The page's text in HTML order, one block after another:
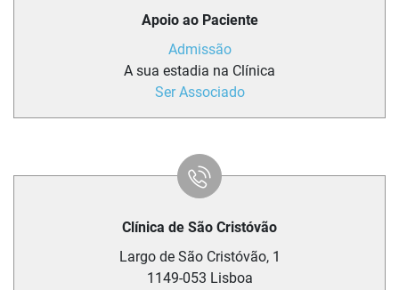
Apoio ao Paciente
Admissão
A sua estadia na Clínica
Ser Associado
Clínica de São Cristóvão
Largo de São Cristóvão, 1
1149-053 Lisboa